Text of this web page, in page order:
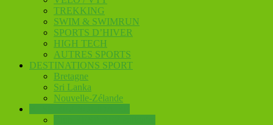
TREKKING
SWIM & SWIMRUN
SPORTS D’HIVER
HIGH TECH
AUTRES SPORTS
DESTINATIONS SPORT
Bretagne
Sri Lanka
Nouvelle-Zélande